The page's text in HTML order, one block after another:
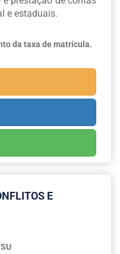
e estaduais.
da taxa de matrícula.
E